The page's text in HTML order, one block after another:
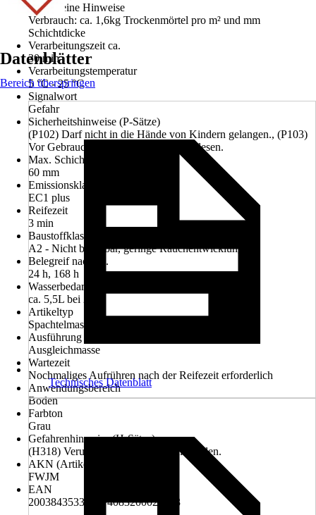
Allgemeine Hinweise
Verbrauch: ca. 1,6kg Trockenmörtel pro m² und mm
Schichtdicke
Verarbeitungszeit ca.
30 min
Verarbeitungstemperatur
5 °C - 25 °C
Signalwort
Gefahr
Sicherheitshinweise (P-Sätze)
(P102) Darf nicht in die Hände von Kindern gelangen., (P103)
Vor Gebrauch Kennzeichnungsetikett lesen.
Max. Schichtdicke
60 mm
Emissionsklasse
EC1 plus
Reifezeit
3 min
Baustoffklasse nach DIN 4102
A2 - Nicht brennbar, geringe Rauchentwicklung
Belegreif nach ca.
24 h, 168 h
Wasserbedarf
ca. 5,5L bei 25kg
Artikeltyp
Spachtelmasse
Ausführung
Ausgleichmasse
Wartezeit
Nochmaliges Aufrühren nach der Reifezeit erforderlich
Anwendungsbereich
Boden
Farbton
Grau
Gefahrenhinweise (H-Sätze)
(H318) Verursacht schwere Augenschäden.
AKN (Artikelkurznummer)
FWJM
EAN
2003843533009, 4083200024263
Datenblätter
Bereich überspringen
Technisches Datenblatt